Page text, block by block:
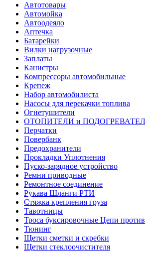
Автотовары
Автомойка
Автоодеяло
Аптечка
Батарейки
Вилки нагрузочные
Заплаты
Канистры
Компрессоры автомобильные
Крепеж
Набор автомобилиста
Насосы для перекачки топлива
Огнетушители
ОТОПИТЕЛИ и
Перчатки
Повербанк
Предохранители
Прокладки Уплотнения
Пуско-зарядное устройство
Ремни приводные
Ремонтное соединение
Рукава Шланги РТИ
Стяжка крепления груза
Тавотницы
Троса буксировочные Цепи
Тюнинг
Щетки сметки и скребки
Щетки стеклоочистителя